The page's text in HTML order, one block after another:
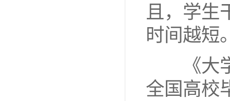
且，学生
时间越短
《大
全国高校